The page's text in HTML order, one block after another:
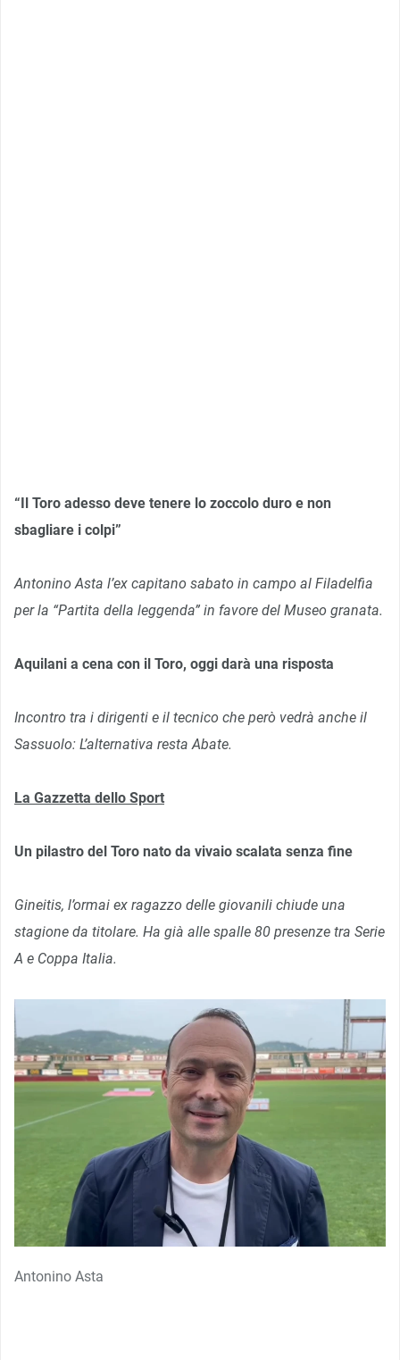
“Il Toro adesso deve tenere lo zoccolo duro e non
sbagliare i colpi”
Antonino Asta l’ex capitano sabato in campo al Filadelfia
per la “Partita della leggenda” in favore del Museo granata.
Aquilani a cena con il Toro, oggi darà una risposta
Incontro tra i dirigenti e il tecnico che però vedrà anche il
Sassuolo: L’alternativa resta Abate.
La Gazzetta dello Sport
Un pilastro del Toro nato da vivaio scalata senza fine
Gineitis, l’ormai ex ragazzo delle giovanili chiude una
stagione da titolare. Ha già alle spalle 80 presenze tra Serie
A e Coppa Italia.
Antonino Asta